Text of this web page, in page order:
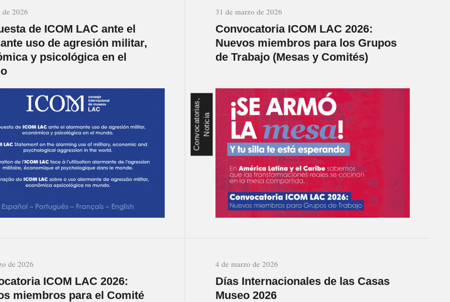
2026
de ICOM LAC ante el
uso de agresión militar,
y psicológica en el
31 de marzo de 2026
Convocatoria ICOM LAC 2026:
Nuevos miembros para los Grupos
de Trabajo (Mesas y Comités)
C
o
n
v
o
c
a
to
r
i
a
s
,
N
o
t
i
c
ia
de 2026
ICOM LAC 2026:
miembros para el Comité
4 de marzo de 2026
Días Internacionales de las Casas
Museo 2026